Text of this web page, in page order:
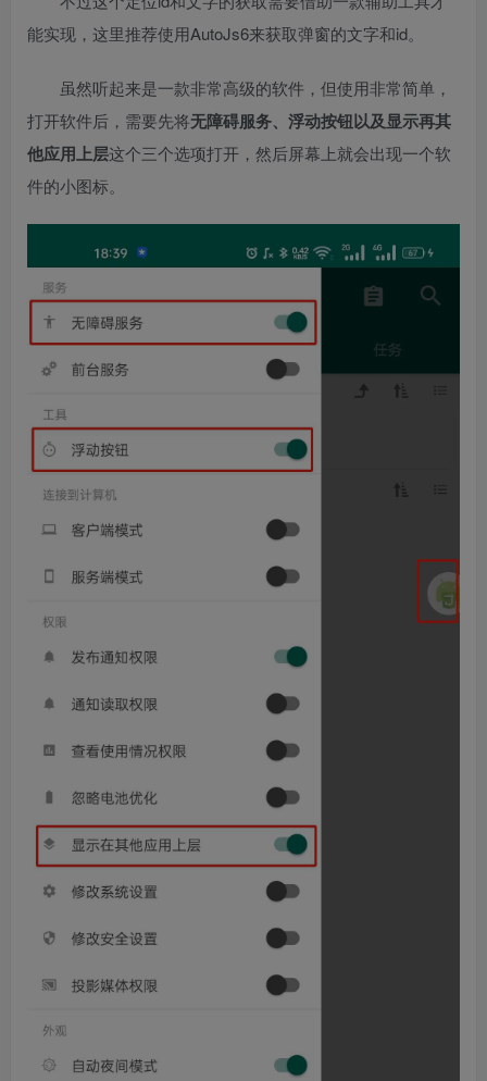
能实现，这里推荐使用AutoJs6来获取弹窗的文字和id。
虽然听起来是一款非常高级的软件，但使用非常简单，
打开软件后，需要先将无障碍服务、浮动按钮以及显示再其
他应用上层这个三个选项打开，然后屏幕上就会出现一个软
件的小图标。